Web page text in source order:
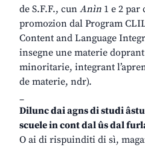
de S.F.F., cun Anìn 1 e 2 par
promozion dal Program
Content and Language
insegne une materie
minoritarie, integrant
de materie, ndr).
_
Dilunc dai agns di studi
scuele in cont dal ûs dal
O ai di rispuinditi di sì,